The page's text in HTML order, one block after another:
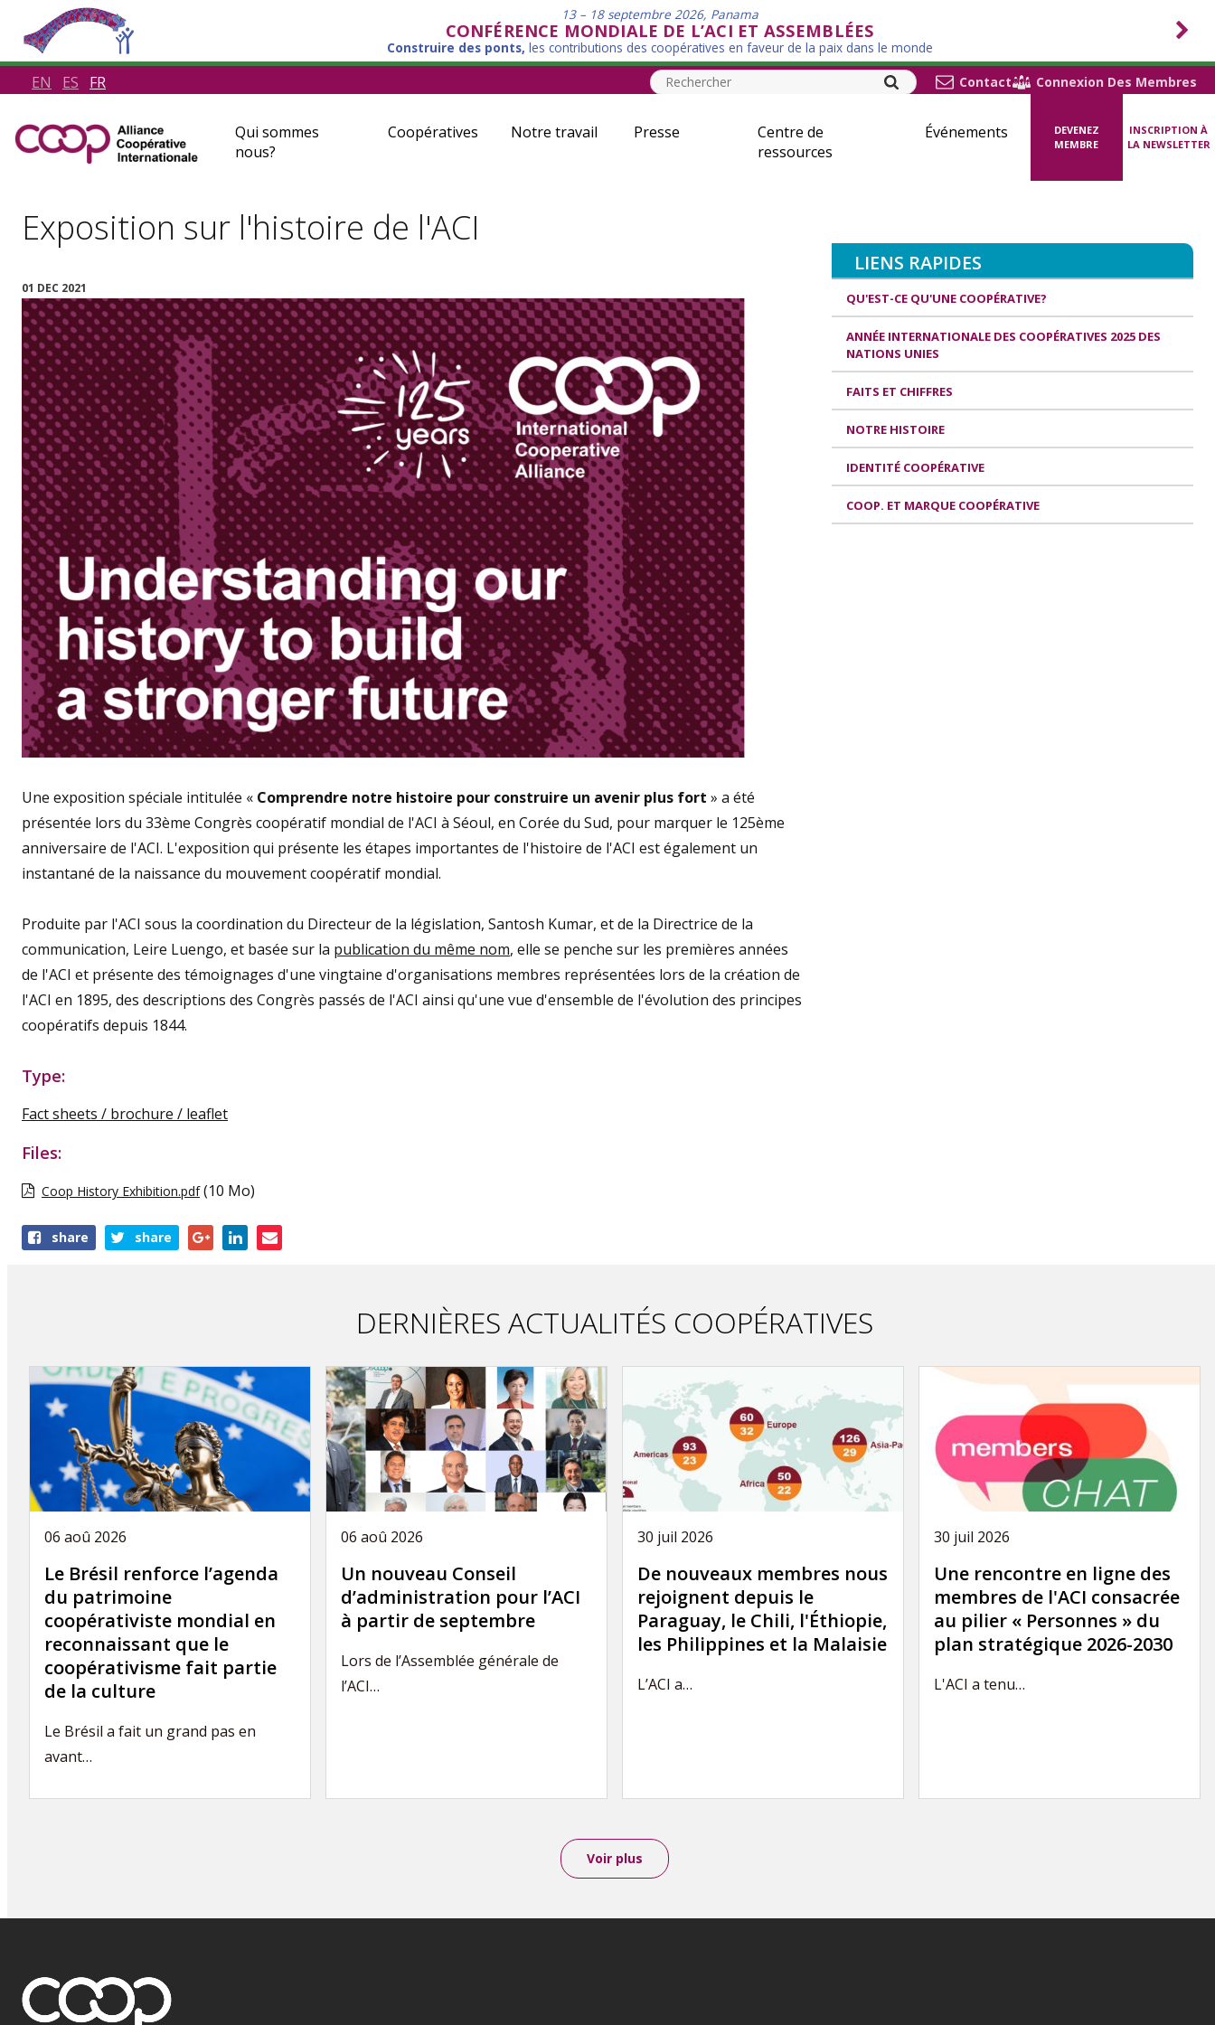
13 – 18 septembre 2026, Panama
CONFÉRENCE MONDIALE DE L’ACI ET ASSEMBLÉES
Construire des ponts, les contributions des coopératives en faveur de la paix dans le monde
EN ES FR Contact Connexion Des Membres
Qui sommes
nous?
Coopératives Notre travail Presse
Centre de
ressources
Événements
DEVENEZ
MEMBRE
INSCRIPTION À
LA NEWSLETTER
Exposition sur l'histoire de l'ACI
01 DEC 2021
Une exposition spéciale intitulée « Comprendre notre histoire pour construire un avenir plus fort » a été
présentée lors du 33ème Congrès coopératif mondial de l'ACI à Séoul, en Corée du Sud, pour marquer le 125ème
anniversaire de l'ACI. L'exposition qui présente les étapes importantes de l'histoire de l'ACI est également un
instantané de la naissance du mouvement coopératif mondial.
Produite par l'ACI sous la coordination du Directeur de la législation, Santosh Kumar, et de la Directrice de la
communication, Leire Luengo, et basée sur la publication du même nom, elle se penche sur les premières années
de l'ACI et présente des témoignages d'une vingtaine d'organisations membres représentées lors de la création de
l'ACI en 1895, des descriptions des Congrès passés de l'ACI ainsi qu'une vue d'ensemble de l'évolution des principes
coopératifs depuis 1844.
Type:
Fact sheets / brochure / leaflet
Files:
Coop History Exhibition.pdf (10 Mo)
Shareshare share
DERNIÈRES ACTUALITÉS COOPÉRATIVES
06 aoû 2026
Le Brésil renforce l’agenda
du patrimoine
coopérativiste mondial en
reconnaissant que le
coopérativisme fait partie
de la culture
Le Brésil a fait un grand pas en
avant…
06 aoû 2026
Un nouveau Conseil
d’administration pour l’ACI
à partir de septembre
Lors de l’Assemblée générale de
l’ACI…
30 juil 2026
De nouveaux membres nous
rejoignent depuis le
Paraguay, le Chili, l'Éthiopie,
les Philippines et la Malaisie
L’ACI a…
30 juil 2026
Une rencontre en ligne des
membres de l'ACI consacrée
au pilier « Personnes » du
plan stratégique 2026-2030
L'ACI a tenu…
Voir plus
LIENS RAPIDES
QU'EST-CE QU'UNE COOPÉRATIVE?
ANNÉE INTERNATIONALE DES COOPÉRATIVES 2025 DES
NATIONS UNIES
FAITS ET CHIFFRES
NOTRE HISTOIRE
IDENTITÉ COOPÉRATIVE
COOP. ET MARQUE COOPÉRATIVE